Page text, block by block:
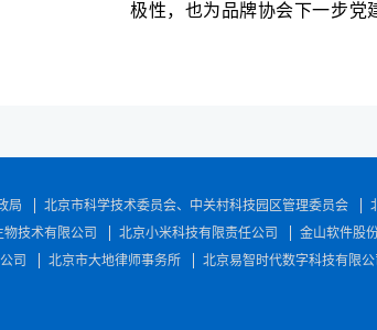
极性，也为品牌协会下一步党
局 北京市科学技术委员会、中关村科技园区管理委员会
技术有限公司 北京小米科技有限责任公司 金山软件股
司 北京市大地律师事务所 北京易智时代数字科技有限公